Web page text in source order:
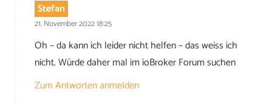
Stefan
21. November 2022 18:25
Oh – da kann ich leider nicht helfen – das weiss ich
nicht. Würde daher mal im ioBroker Forum suchen
Zum Antworten anmelden